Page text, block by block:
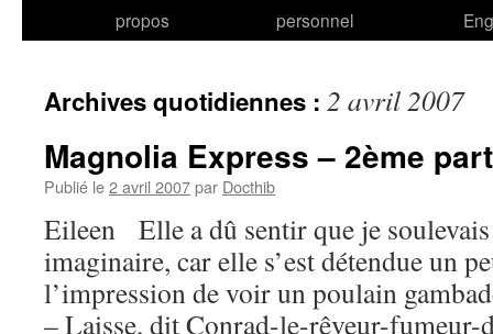
propos
personnel
Archives quotidiennes : 2 avril 2007
Magnolia Express – 2ème
Publié le2 avril 2007par Docthib
Eileen Elle a dû sentir que je soulevais
imaginaire, car elle s’est détendue un
l’impression de voir un poulain
– Laisse, dit Conrad-le-rêveur-fumeur-